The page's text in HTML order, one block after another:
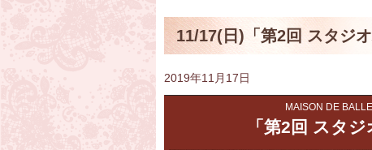
11/17(日)「第2回 スタジ
2019年11月17日
MAISON DE
「第2回 スタ